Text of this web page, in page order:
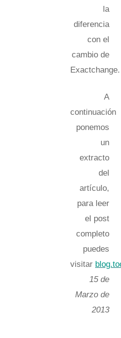
la
diferencia
con el
cambio de
Exactchange.
A
continuación
ponemos
un
extracto
del
artículo,
para leer
el post
completo
puedes
visitar
15 de
Marzo de
2013